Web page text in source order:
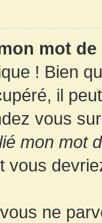
mot
! Bien
il
vous
mon mot
vous
ne